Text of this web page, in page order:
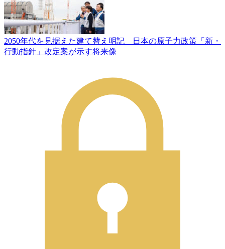
2050年代を見据えた建て替え明記 日本の原子力政策「新・
行動指針」改定案が示す将来像